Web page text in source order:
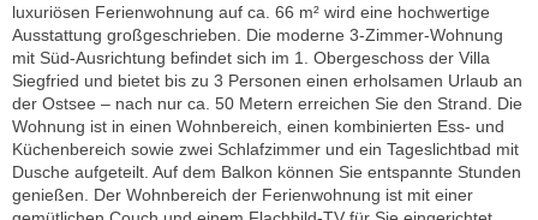
luxuriösen Ferienwohnung auf ca. 66 m² wird eine hochwertige
Ausstattung großgeschrieben. Die moderne 3-Zimmer-Wohnung
mit Süd-Ausrichtung befindet sich im 1. Obergeschoss der Villa
Siegfried und bietet bis zu 3 Personen einen erholsamen Urlaub an
der Ostsee – nach nur ca. 50 Metern erreichen Sie den Strand. Die
Wohnung ist in einen Wohnbereich, einen kombinierten Ess- und
Küchenbereich sowie zwei Schlafzimmer und ein Tageslichtbad mit
Dusche aufgeteilt. Auf dem Balkon können Sie entspannte Stunden
genießen. Der Wohnbereich der Ferienwohnung ist mit einer